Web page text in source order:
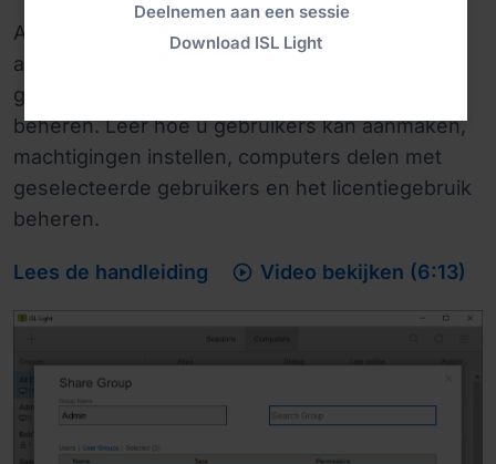
Als u meer dan één gebruiker op uw ISL Online
account heeft, zullen onze functies voor
gebruikersbeheer u helpen uw team efficiënt te
beheren. Leer hoe u gebruikers kan aanmaken,
machtigingen instellen, computers delen met
geselecteerde gebruikers en het licentiegebruik
beheren.
Lees de handleiding  Video bekijken (6:13)
Deelnemen aan een sessie
Download ISL Light